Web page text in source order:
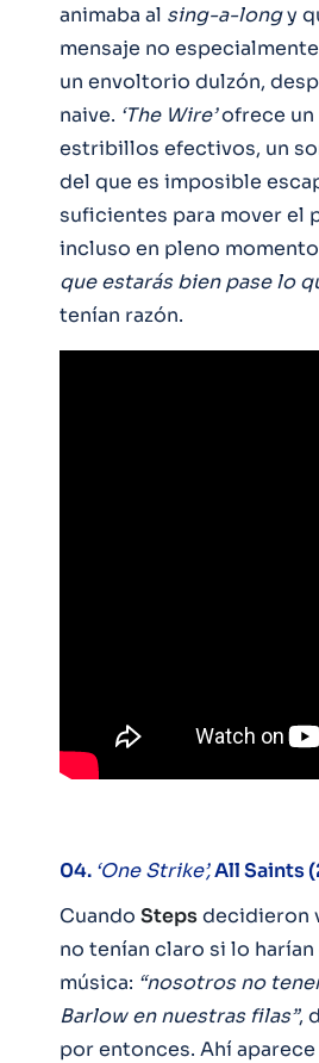
animaba al sing-a-longy
mensaje no
un envoltorio dulzón,
naive. ‘The Wire’ofrece un
estribillos efectivos, un
del que es imposible
suficientes para mover el
incluso en pleno
que estarás bien pase lo
tenían razón.
04. ‘One Strike’,All Saints
Cuando Stepsdecidieron
no tenían claro si lo harían
música: “nosotros no
Barlow en nuestras filas”,
por entonces. Ahí